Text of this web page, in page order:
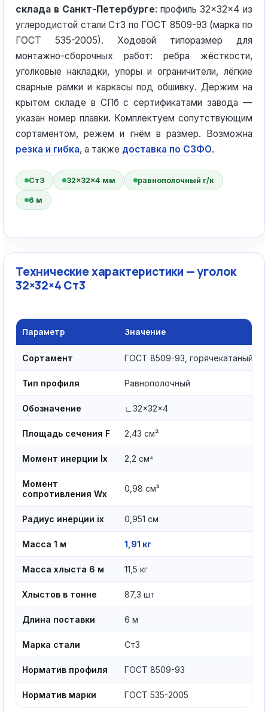
склада в Санкт-Петербурге: профиль 32×32×4 из
углеродистой стали Ст3 по ГОСТ 8509-93 (марка по
ГОСТ 535-2005). Ходовой типоразмер для
монтажно-сборочных работ: ребра жёсткости,
уголковые накладки, упоры и ограничители, лёгкие
сварные рамки и каркасы под обшивку. Держим на
крытом складе в СПб с сертификатами завода —
указан номер плавки. Комплектуем сопутствующим
сортаментом, режем и гнём в размер. Возможна
резка и гибка, а также доставка по СЗФО.
Ст3 32×32×4 мм равнополочный г/к
6 м
Технические характеристики — уголок
32×32×4 Ст3
Параметр Значение
Сортамент ГОСТ 8509-93, горячекатаный
Тип профиля Равнополочный
Обозначение ∟32×32×4
Площадь сечения F 2,43 см²
Момент инерции Ix 2,2 см⁴
Момент
сопротивления Wx
0,98 см³
Радиус инерции ix 0,951 см
Масса 1 м 1,91 кг
Масса хлыста 6 м 11,5 кг
Хлыстов в тонне 87,3 шт
Длина поставки 6 м
Марка стали Ст3
Норматив профиля ГОСТ 8509-93
Норматив марки ГОСТ 535-2005